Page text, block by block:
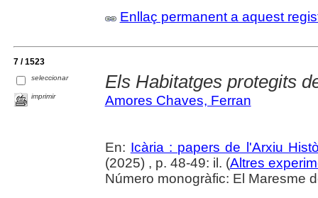
Enllaç permanent a aquest
7 / 1523
seleccionar
imprimir
Els Habitatges protegits
Amores Chaves, Ferran
En: Icària : papers de l'Arxiu
(2025) , p. 48-49: il. (Altres
Número monogràfic: El Maresme